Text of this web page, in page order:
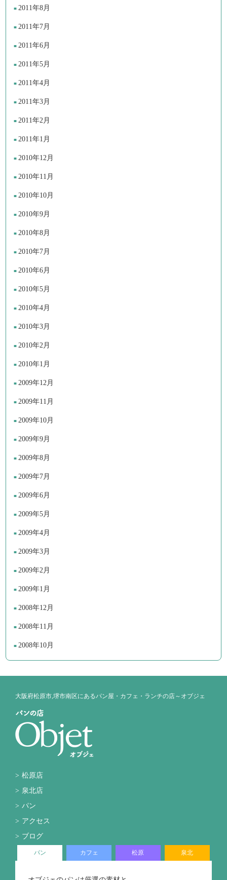
2011年8月
2011年7月
2011年6月
2011年5月
2011年4月
2011年3月
2011年2月
2011年1月
2010年12月
2010年11月
2010年10月
2010年9月
2010年8月
2010年7月
2010年6月
2010年5月
2010年4月
2010年3月
2010年2月
2010年1月
2009年12月
2009年11月
2009年10月
2009年9月
2009年8月
2009年7月
2009年6月
2009年5月
2009年4月
2009年3月
2009年2月
2009年1月
2008年12月
2008年11月
2008年10月
大阪府松原市,堺市南区にあるパン屋・カフェ・ランチの店～オブジェ
松原店
泉北店
パン
アクセス
ブログ
パン カフェ 松原 泉北